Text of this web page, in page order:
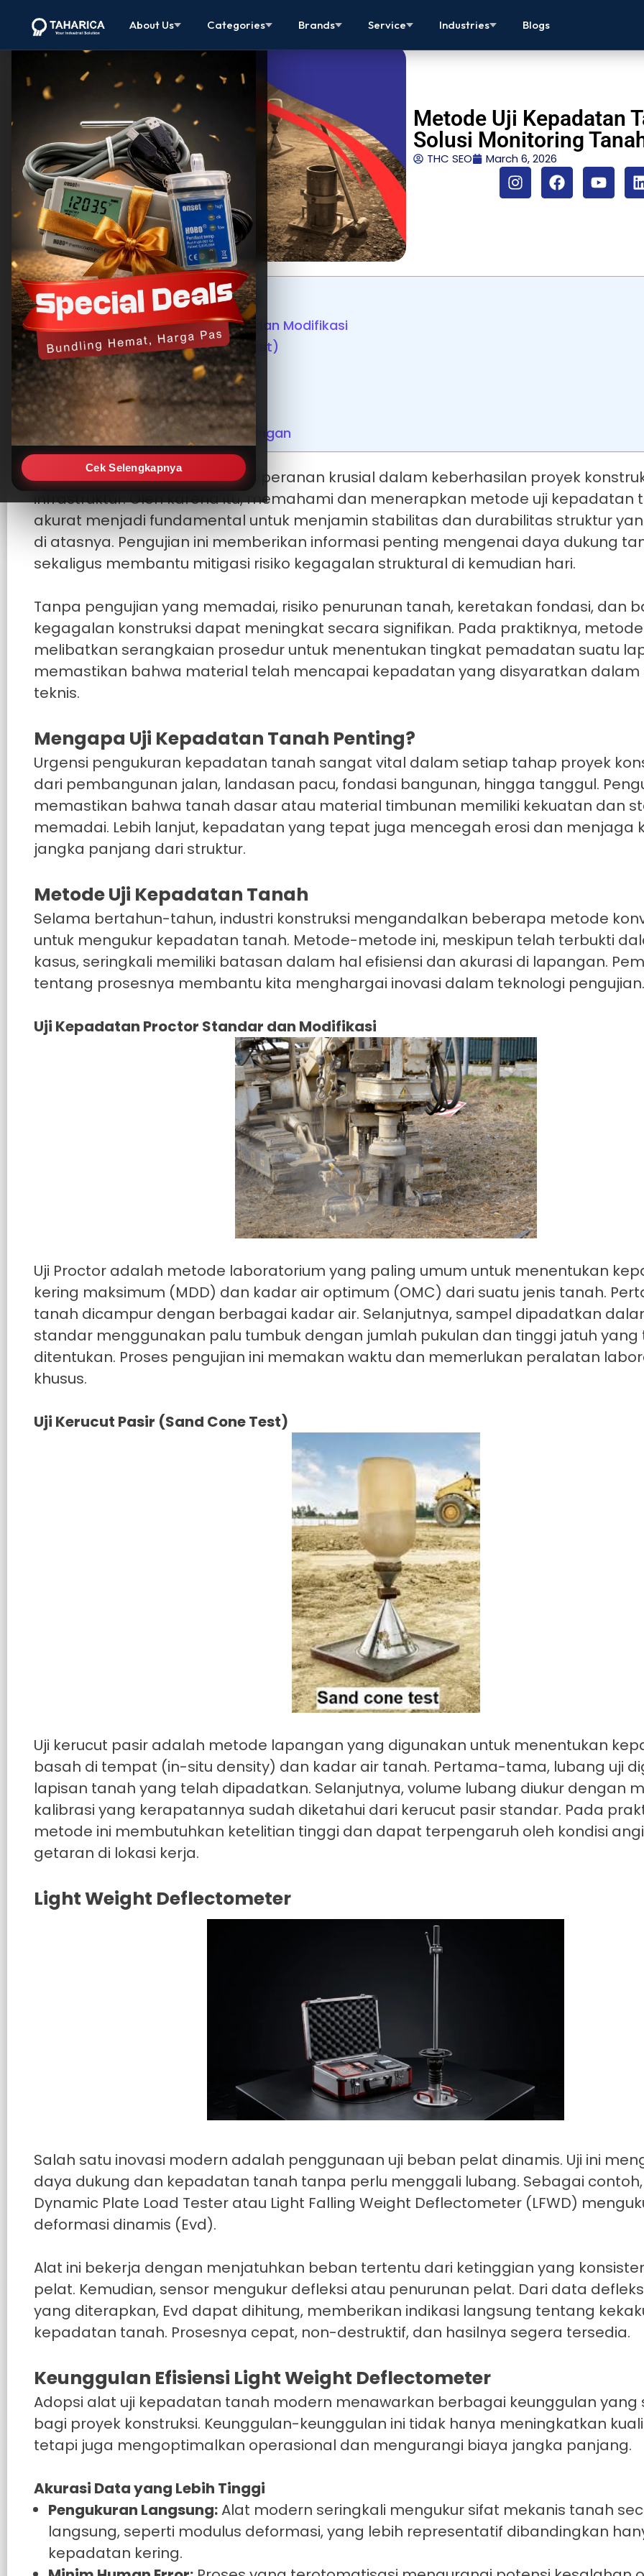
Cek Selengkapnya
About Us Categories Brands Service Industries Blogs
Metode Uji Kepadatan
Solusi Monitoring
THC SEO March 6, 2026
Pembahasan Artikel
Uji Kepadatan Proctor Standar dan Modifikasi
Uji Kerucut Pasir (Sand Cone Test)
Akurasi Data yang Lebih Tinggi
Efisiensi Operasional
Mitigasi Risiko Proyek
Aspek Keselamatan dan Lingkungan
Kepadatan tanahmemegang peranan krusial dalam keberhasilan proyek
infrastruktur. Oleh karena itu, memahami dan menerapkan metode uji kepadatan
akurat menjadi fundamental untuk menjamin stabilitas dan durabilitas struktur
di atasnya. Pengujian ini memberikan informasi penting mengenai daya dukung
sekaligus membantu mitigasi risiko kegagalan struktural di kemudian hari.
Tanpa pengujian yang memadai, risiko penurunan tanah, keretakan fondasi, dan
kegagalan konstruksi dapat meningkat secara signifikan. Pada praktiknya, metode
melibatkan serangkaian prosedur untuk menentukan tingkat pemadatan suatu
memastikan bahwa material telah mencapai kepadatan yang disyaratkan dalam
teknis.
Mengapa Uji Kepadatan Tanah Penting?
Urgensi pengukuran kepadatan tanah sangat vital dalam setiap tahap proyek
dari pembangunan jalan, landasan pacu, fondasi bangunan, hingga tanggul.
memastikan bahwa tanah dasar atau material timbunan memiliki kekuatan dan
memadai. Lebih lanjut, kepadatan yang tepat juga mencegah erosi dan menjaga
jangka panjang dari struktur.
Metode Uji Kepadatan Tanah
Selama bertahun-tahun, industri konstruksi mengandalkan beberapa metode
untuk mengukur kepadatan tanah. Metode-metode ini, meskipun telah terbukti
kasus, seringkali memiliki batasan dalam hal efisiensi dan akurasi di lapangan.
tentang prosesnya membantu kita menghargai inovasi dalam teknologi pengujian.
Uji Kepadatan Proctor Standar dan Modifikasi
Uji Proctor adalah metode laboratorium yang paling umum untuk menentukan
kering maksimum (MDD) dan kadar air optimum (OMC) dari suatu jenis tanah.
tanah dicampur dengan berbagai kadar air. Selanjutnya, sampel dipadatkan
standar menggunakan palu tumbuk dengan jumlah pukulan dan tinggi jatuh yang
ditentukan. Proses pengujian ini memakan waktu dan memerlukan peralatan
khusus.
Uji Kerucut Pasir (Sand Cone Test)
Uji kerucut pasir adalah metode lapangan yang digunakan untuk menentukan
basah di tempat (in-situ density) dan kadar air tanah. Pertama-tama, lubang uji
lapisan tanah yang telah dipadatkan. Selanjutnya, volume lubang diukur dengan
kalibrasi yang kerapatannya sudah diketahui dari kerucut pasir standar. Pada
metode ini membutuhkan ketelitian tinggi dan dapat terpengaruh oleh kondisi
getaran di lokasi kerja.
Light Weight Deflectometer
Salah satu inovasi modern adalah penggunaan uji beban pelat dinamis. Uji ini
daya dukung dan kepadatan tanah tanpa perlu menggali lubang. Sebagai
Dynamic Plate Load Tester atau Light Falling Weight Deflectometer (LFWD)
deformasi dinamis (Evd).
Alat ini bekerja dengan menjatuhkan beban tertentu dari ketinggian yang
pelat. Kemudian, sensor mengukur defleksi atau penurunan pelat. Dari data
yang diterapkan, Evd dapat dihitung, memberikan indikasi langsung tentang
kepadatan tanah. Prosesnya cepat, non-destruktif, dan hasilnya segera tersedia.
Keunggulan Efisiensi Light Weight Deflectometer
Adopsi alat uji kepadatan tanah modern menawarkan berbagai keunggulan yang
bagi proyek konstruksi. Keunggulan-keunggulan ini tidak hanya meningkatkan
tetapi juga mengoptimalkan operasional dan mengurangi biaya jangka panjang.
Akurasi Data yang Lebih Tinggi
Pengukuran Langsung:Alat modern seringkali mengukur sifat mekanis tanah
langsung, seperti modulus deformasi, yang lebih representatif dibandingkan
kepadatan kering.